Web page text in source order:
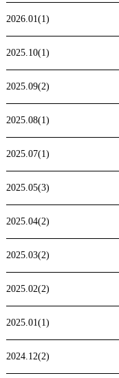
2026.01(1)
2025.10(1)
2025.09(2)
2025.08(1)
2025.07(1)
2025.05(3)
2025.04(2)
2025.03(2)
2025.02(2)
2025.01(1)
2024.12(2)